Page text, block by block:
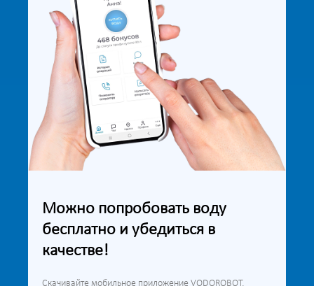
Можно попробовать воду
бесплатно и убедиться в
качестве!
Скачивайте мобильное приложение VODOROBOT,